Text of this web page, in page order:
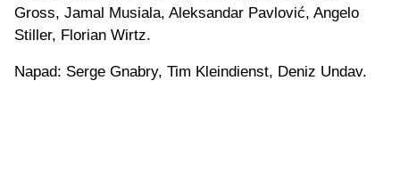
Gross, Jamal Musiala, Aleksandar Pavlović, Angelo
Stiller, Florian Wirtz.
Napad: Serge Gnabry, Tim Kleindienst, Deniz Undav.